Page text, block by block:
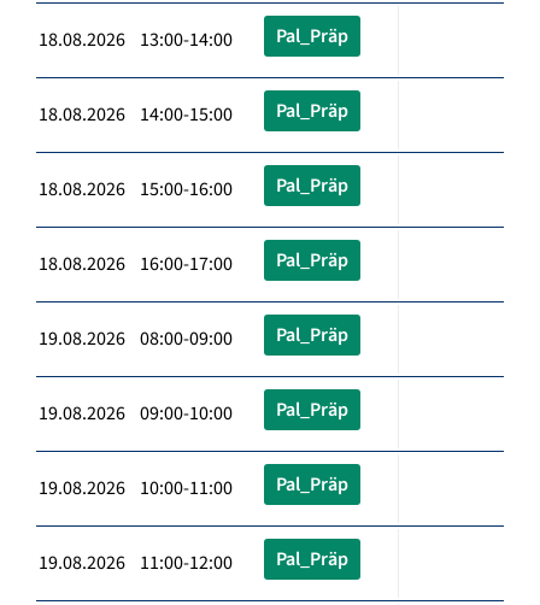
18.08.2026 13:00-14:00 Pal_Präp
18.08.2026 14:00-15:00 Pal_Präp
18.08.2026 15:00-16:00 Pal_Präp
18.08.2026 16:00-17:00 Pal_Präp
19.08.2026 08:00-09:00 Pal_Präp
19.08.2026 09:00-10:00 Pal_Präp
19.08.2026 10:00-11:00 Pal_Präp
19.08.2026 11:00-12:00 Pal_Präp